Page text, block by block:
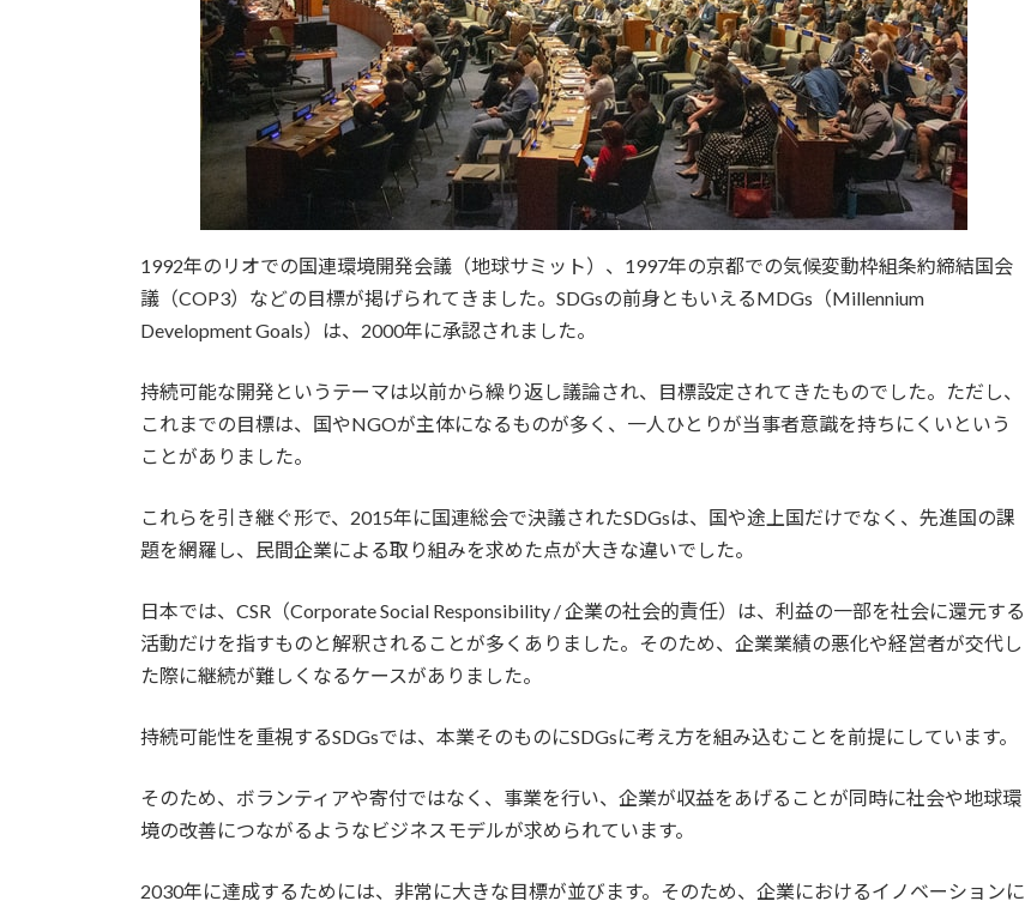
1992年のリオでの国連環境開発会議（地球サミット）、1997年の京都での気候変動枠組条約締結国会
議（COP3）などの目標が掲げられてきました。SDGsの前身ともいえるMDGs（Millennium
Development Goals）は、2000年に承認されました。
持続可能な開発というテーマは以前から繰り返し議論され、目標設定されてきたものでした。ただし、
これまでの目標は、国やNGOが主体になるものが多く、一人ひとりが当事者意識を持ちにくいという
ことがありました。
これらを引き継ぐ形で、2015年に国連総会で決議されたSDGsは、国や途上国だけでなく、先進国の課
題を網羅し、民間企業による取り組みを求めた点が大きな違いでした。
日本では、CSR（Corporate Social Responsibility / 企業の社会的責任）は、利益の一部を社会に還元する
活動だけを指すものと解釈されることが多くありました。そのため、企業業績の悪化や経営者が交代し
た際に継続が難しくなるケースがありました。
持続可能性を重視するSDGsでは、本業そのものにSDGsに考え方を組み込むことを前提にしています。
そのため、ボランティアや寄付ではなく、事業を行い、企業が収益をあげることが同時に社会や地球環
境の改善につながるようなビジネスモデルが求められています。
2030年に達成するためには、非常に大きな目標が並びます。そのため、企業におけるイノベーションに